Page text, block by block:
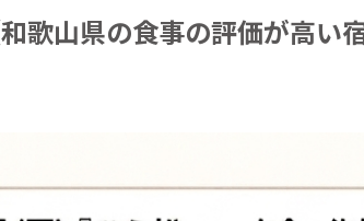
歌山県の食事の評価が高い